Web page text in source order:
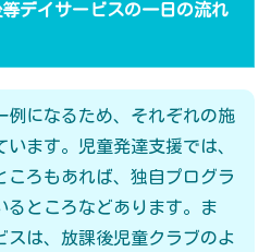
デイサービスの一日の流れ
例になるため、それぞれの施
ます。児童発達支援では、
ころもあれば、独自プログラ
るところなどあります。ま
スは、放課後児童クラブのよ